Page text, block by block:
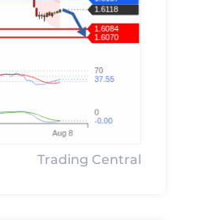
Trading Central